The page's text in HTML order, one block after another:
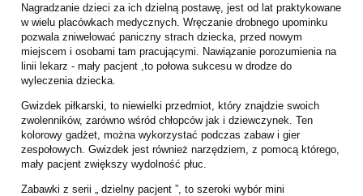
Nagradzanie dzieci za ich dzielną postawę, jest od lat praktykowane
w wielu placówkach medycznych. Wręczanie drobnego upominku
pozwala zniwelować paniczny strach dziecka, przed nowym
miejscem i osobami tam pracującymi. Nawiązanie porozumienia na
linii lekarz - mały pacjent ,to połowa sukcesu w drodze do
wyleczenia dziecka.
Gwizdek piłkarski, to niewielki przedmiot, który znajdzie swoich
zwolenników, zarówno wśród chłopców jak i dziewczynek. Ten
kolorowy gadżet, można wykorzystać podczas zabaw i gier
zespołowych. Gwizdek jest również narzędziem, z pomocą którego,
mały pacjent zwiększy wydolność płuc.
Zabawki z serii „ dzielny pacjent ”, to szeroki wybór mini